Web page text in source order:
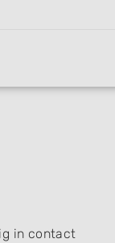
in contact